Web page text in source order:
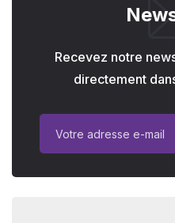
Recevez notre
directement